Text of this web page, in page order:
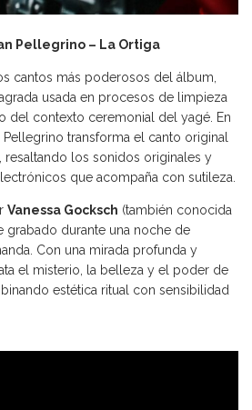
Pellegrino – La Ortiga
cantos más poderosos del álbum,
usada en procesos de limpieza
del contexto ceremonial del yagé. En
Pellegrino transforma el canto original
resaltando los sonidos originales y
que acompaña con sutileza.
Vanessa Gocksch (también conocida
grabado durante una noche de
Con una mirada profunda y
el misterio, la belleza y el poder de
estética ritual con sensibilidad